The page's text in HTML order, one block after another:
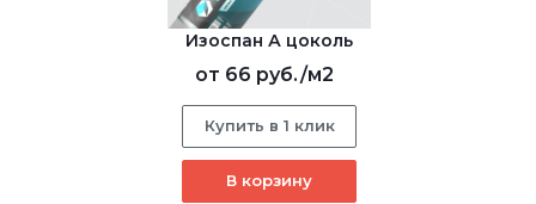
Изоспан А цоколь
от 66 руб./м2
Купить в 1 клик
В корзину